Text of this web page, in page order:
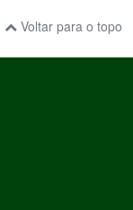
Voltar para o topo